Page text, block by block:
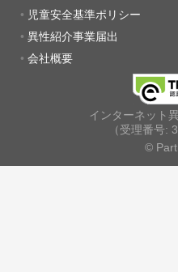
児童安全基準ポリシー
異性紹介事業届出
会社概要
インターネット
（受理番号:
©